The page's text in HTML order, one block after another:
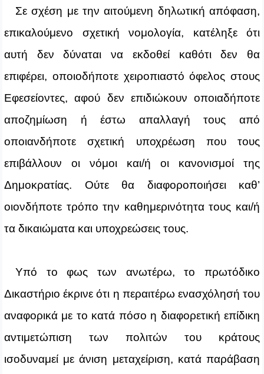
Σε σχέση με την αιτούμενη δηλωτική απόφαση,
επικαλούμενο σχετική νομολογία, κατέληξε ότι
αυτή δεν δύναται να εκδοθεί καθότι δεν θα
επιφέρει, οποιοδήποτε χειροπιαστό όφελος στους
Εφεσείοντες, αφού δεν επιδιώκουν οποιαδήποτε
αποζημίωση ή έστω απαλλαγή τους από
οποιανδήποτε σχετική υποχρέωση που τους
επιβάλλουν οι νόμοι και/ή οι κανονισμοί της
Δημοκρατίας. Ούτε θα διαφοροποιήσει καθ’
οιονδήποτε τρόπο την καθημερινότητα τους και/ή
τα δικαιώματα και υποχρεώσεις τους.
Υπό το φως των ανωτέρω, το πρωτόδικο
Δικαστήριο έκρινε ότι η περαιτέρω ενασχόλησή του
αναφορικά με το κατά πόσο η διαφορετική επίδικη
αντιμετώπιση των πολιτών του κράτους
ισοδυναμεί με άνιση μεταχείριση, κατά παράβαση